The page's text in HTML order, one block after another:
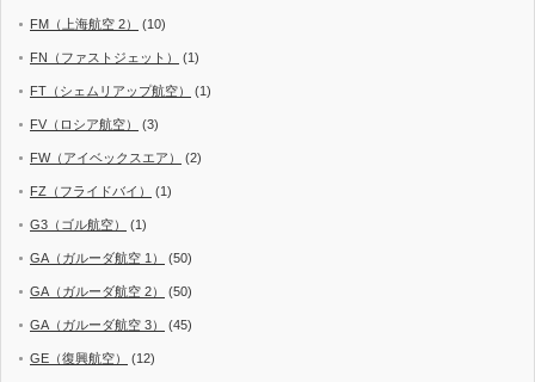
FM（上海航空 2） (10)
FN（ファストジェット） (1)
FT（シェムリアップ航空） (1)
FV（ロシア航空） (3)
FW（アイベックスエア） (2)
FZ（フライドバイ） (1)
G3（ゴル航空） (1)
GA（ガルーダ航空 1） (50)
GA（ガルーダ航空 2） (50)
GA（ガルーダ航空 3） (45)
GE（復興航空） (12)